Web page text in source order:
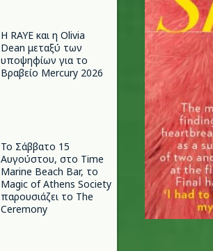
Η RAYE και η Olivia
Dean μεταξύ των
υποψηφίων για το
Βραβείο Mercury 2026
Το Σάββατο 15
Αυγούστου, στο Time
Marine Beach Bar, το
Magic of Athens Society
παρουσιάζει το The
Ceremony